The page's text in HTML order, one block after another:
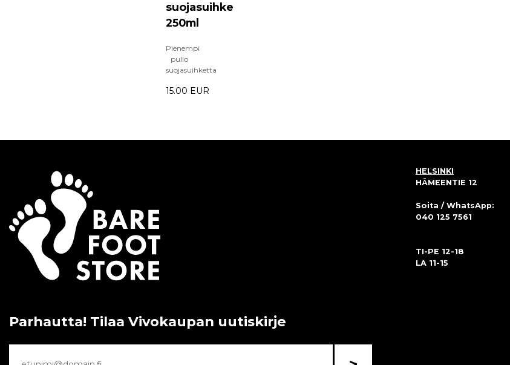
suojasuihke
250ml
Pienempi
pullo
suojasuihketta
15.00 EUR
Parhautta! Tilaa Vivokaupan uutiskirje
HELSINKI
HÄMEENTIE 12
Soita / WhatsApp:
040 125 7561
TI-PE 12-18
LA 11-15